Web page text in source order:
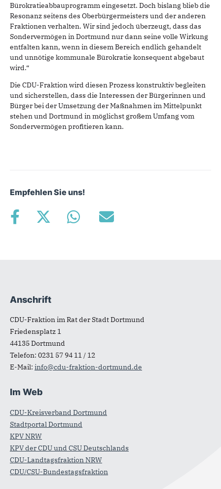
Bürokratieabbauprogramm eingesetzt. Doch bislang blieb die
Resonanz seitens des Oberbürgermeisters und der anderen
Fraktionen verhalten. Wir sind jedoch überzeugt, dass das
Sondervermögen in Dortmund nur dann seine volle Wirkung
entfalten kann, wenn in diesem Bereich endlich gehandelt
und unnötige kommunale Bürokratie konsequent abgebaut
wird.“
Die CDU-Fraktion wird diesen Prozess konstruktiv begleiten
und sicherstellen, dass die Interessen der Bürgerinnen und
Bürger bei der Umsetzung der Maßnahmen im Mittelpunkt
stehen und Dortmund in möglichst großem Umfang vom
Sondervermögen profitieren kann.
Empfehlen Sie uns!
Fußbereich
Anschrift
CDU-Fraktion im Rat der Stadt Dortmund
Friedensplatz 1
44135Dortmund
Telefon: 0231 57 94 11 / 12
E-Mail: info@cdu-fraktion-dortmund.de
Im Web
CDU-Kreisverband Dortmund
Stadtportal Dortmund
KPV NRW
KPV der CDU und CSU Deutschlands
CDU-Landtagsfraktion NRW
CDU/CSU-Bundestagsfraktion